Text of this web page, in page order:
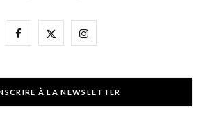
F
e
X
w
I
t
À LA NEWSLETTER